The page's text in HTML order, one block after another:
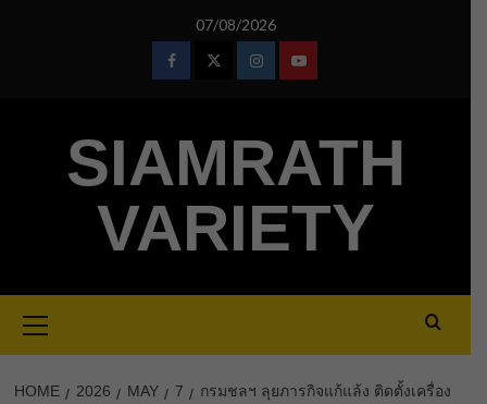
07/08/2026
FacebookTwitterInstagramYoutube
SIAMRATH
VARIETY
Menu
HOME 2026 MAY 7
กรมชลฯ ลุยภารกิจแก้แล้ง ติดตั้งเครื่อง